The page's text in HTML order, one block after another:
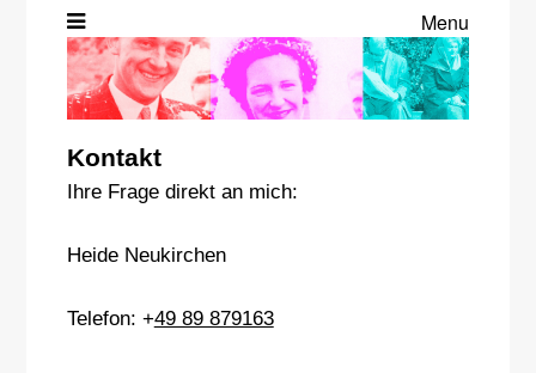
Menu
Kontakt
Ihre Frage direkt an mich:
Heide Neukirchen
Telefon: +49 89 879163